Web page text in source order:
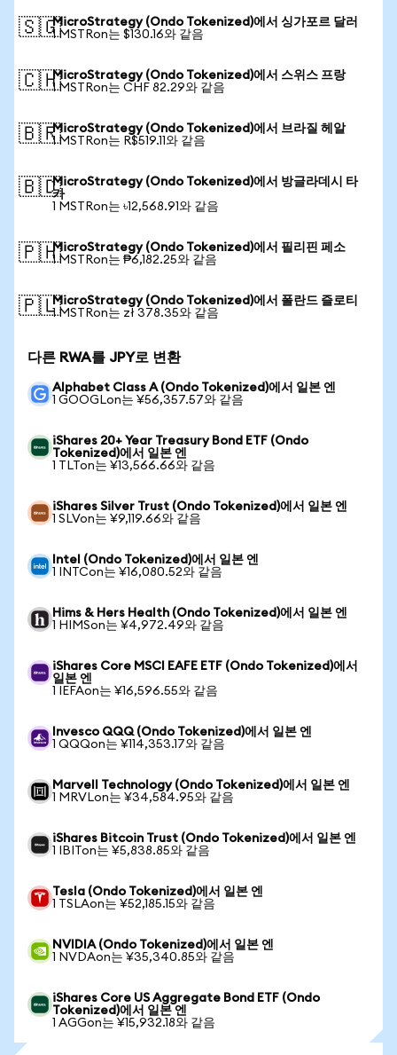
🇸🇬MicroStrategy (Ondo Tokenized)에서 싱가포르 달러
1 MSTRon는 $130.16와 같음
🇨🇭MicroStrategy (Ondo Tokenized)에서 스위스 프랑
1 MSTRon는 CHF 82.29와 같음
🇧🇷MicroStrategy (Ondo Tokenized)에서 브라질 헤알
1 MSTRon는 R$519.11와 같음
🇧🇩MicroStrategy (Ondo Tokenized)에서 방글라데시 타
카
1 MSTRon는 ৳12,568.91와 같음
🇵🇭MicroStrategy (Ondo Tokenized)에서 필리핀 페소
1 MSTRon는 ₱6,182.25와 같음
🇵🇱MicroStrategy (Ondo Tokenized)에서 폴란드 즐로티
1 MSTRon는 zł 378.35와 같음
다른 RWA를 JPY로 변환
Alphabet Class A (Ondo Tokenized)에서 일본 엔
1 GOOGLon는 ¥56,357.57와 같음
iShares 20+ Year Treasury Bond ETF (Ondo
Tokenized)에서 일본 엔
1 TLTon는 ¥13,566.66와 같음
iShares Silver Trust (Ondo Tokenized)에서 일본 엔
1 SLVon는 ¥9,119.66와 같음
Intel (Ondo Tokenized)에서 일본 엔
1 INTCon는 ¥16,080.52와 같음
Hims & Hers Health (Ondo Tokenized)에서 일본 엔
1 HIMSon는 ¥4,972.49와 같음
iShares Core MSCI EAFE ETF (Ondo Tokenized)에서
일본 엔
1 IEFAon는 ¥16,596.55와 같음
Invesco QQQ (Ondo Tokenized)에서 일본 엔
1 QQQon는 ¥114,353.17와 같음
Marvell Technology (Ondo Tokenized)에서 일본 엔
1 MRVLon는 ¥34,584.95와 같음
iShares Bitcoin Trust (Ondo Tokenized)에서 일본 엔
1 IBITon는 ¥5,838.85와 같음
Tesla (Ondo Tokenized)에서 일본 엔
1 TSLAon는 ¥52,185.15와 같음
NVIDIA (Ondo Tokenized)에서 일본 엔
1 NVDAon는 ¥35,340.85와 같음
iShares Core US Aggregate Bond ETF (Ondo
Tokenized)에서 일본 엔
1 AGGon는 ¥15,932.18와 같음